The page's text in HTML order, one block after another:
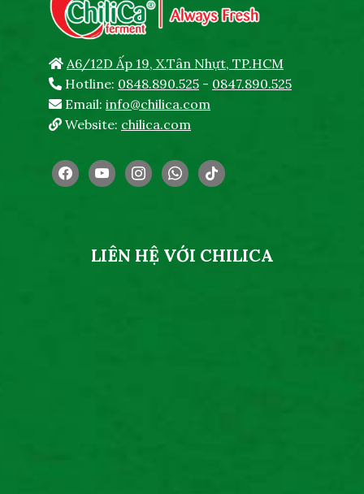
A6/12D Ấp 19, X.Tân Nhựt, TP.HCM
Hotline: 0848.890.525 - 0847.890.525
Email: info@chilica.com
Website: chilica.com
facebookyoutubeinstagramwhatsapp
tiktok
LIÊN HỆ VỚI CHILICA